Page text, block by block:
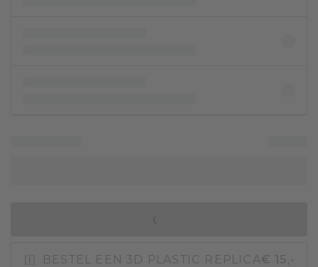
BESTEL EEN 3D PLASTIC REPLICA€ 15,-